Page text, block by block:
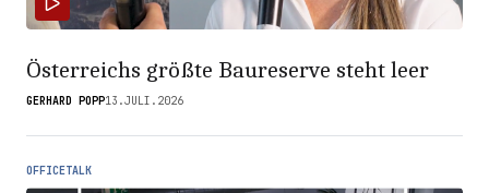
Österreichs größte Baureserve steht leer
GERHARD POPP13.JULI.2026
OFFICETALK